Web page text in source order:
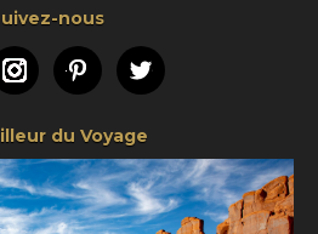
nous
InstagramPinterestTwitter
du Voyage